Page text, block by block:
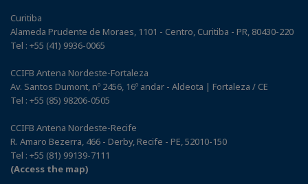
Curitiba
Alameda Prudente de Moraes, 1101 - Centro, Curitiba - PR, 80430-220
Tel : +55 (41) 9936-0065
CCIFB Antena Nordeste-Fortaleza
Av. Santos Dumont, nº 2456, 16º andar - Aldeota | Fortaleza / CE
Tel : +55 (85) 98206-0505
CCIFB Antena Nordeste-Recife
R. Amaro Bezerra, 466 - Derby, Recife - PE, 52010-150
Tel : +55 (81) 99139-7111
(Access the map)